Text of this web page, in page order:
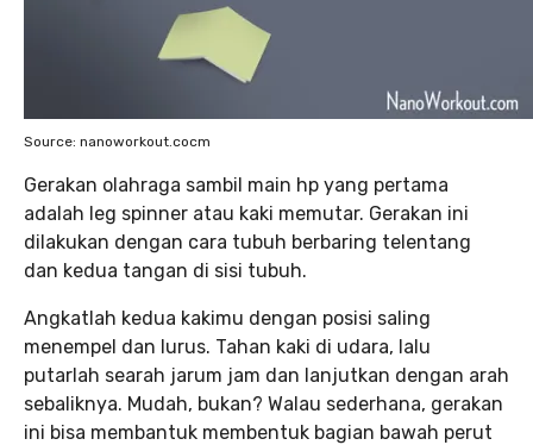
Source: nanoworkout.cocm
Gerakan olahraga sambil main hp yang pertama
adalah leg spinner atau kaki memutar. Gerakan ini
dilakukan dengan cara tubuh berbaring telentang
dan kedua tangan di sisi tubuh.
Angkatlah kedua kakimu dengan posisi saling
menempel dan lurus. Tahan kaki di udara, lalu
putarlah searah jarum jam dan lanjutkan dengan arah
sebaliknya. Mudah, bukan? Walau sederhana, gerakan
ini bisa membantuk membentuk bagian bawah perut